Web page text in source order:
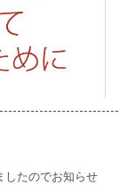
したのでお知らせ